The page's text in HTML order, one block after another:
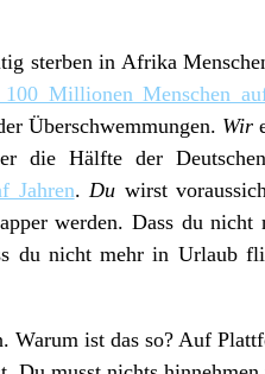
sterben in Afrika
Millionen Menschen
Überschwemmungen. Wir
die Hälfte der
Jahren. Du wirst
werden. Dass du nicht
du nicht mehr in Urlaub
Warum ist das so? Auf